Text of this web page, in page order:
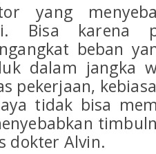
yang
Bisa karena
beban
dalam jangka
pekerjaan,
tidak bisa
dokter Alvin.